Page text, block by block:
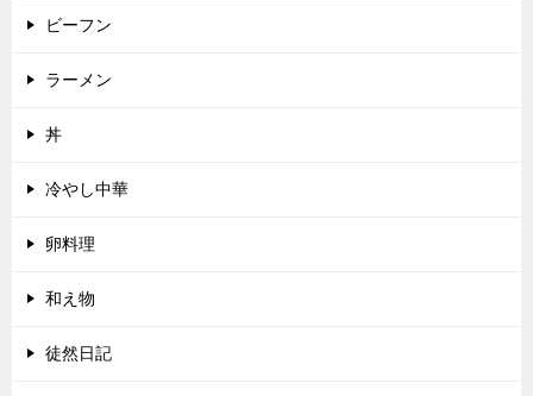
ビーフン
ラーメン
丼
冷やし中華
卵料理
和え物
徒然日記